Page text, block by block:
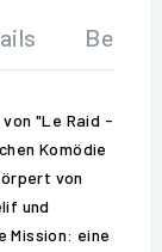
"Le Raid -
Komödie
von
und
Mission: eine